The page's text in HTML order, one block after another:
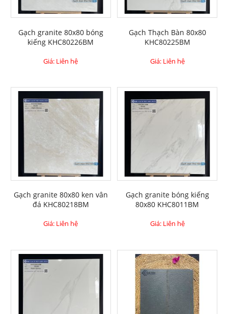
Gạch granite 80x80 bóng
kiếng KHC80226BM
Giá: Liên hệ
Gạch Thạch Bàn 80x80
KHC80225BM
Giá: Liên hệ
Gạch granite 80x80 ken vân
đá KHC80218BM
Giá: Liên hệ
Gạch granite bóng kiếng
80x80 KHC8011BM
Giá: Liên hệ